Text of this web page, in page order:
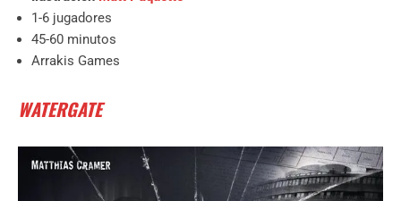
1-6 jugadores
45-60 minutos
Arrakis Games
WATERGATE